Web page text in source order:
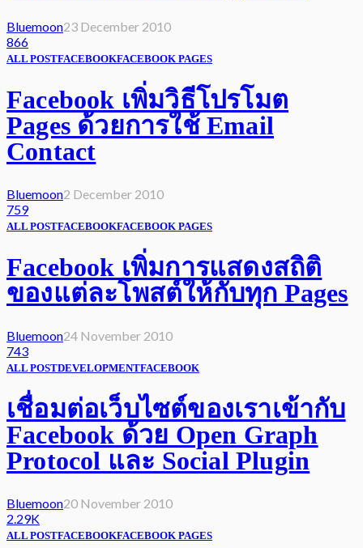
Bluemoon23 December 2010
866
ALL POSTFACEBOOKFACEBOOK PAGES
Facebook เพิ่มวิธีโปรโมต
Pages ด้วยการใช้ Email
Contact
Bluemoon2 December 2010
759
ALL POSTFACEBOOKFACEBOOK PAGES
Facebook เพิ่มการแสดงสถิติ
ของแต่ละโพสต์ให้กับทุก Pages
Bluemoon24 November 2010
743
ALL POSTDEVELOPMENTFACEBOOK
เชื่อมต่อเว็บไซต์ของเราเข้ากับ
Facebook ด้วย Open Graph
Protocol และ Social Plugin
Bluemoon20 November 2010
2.29K
ALL POSTFACEBOOKFACEBOOK PAGES